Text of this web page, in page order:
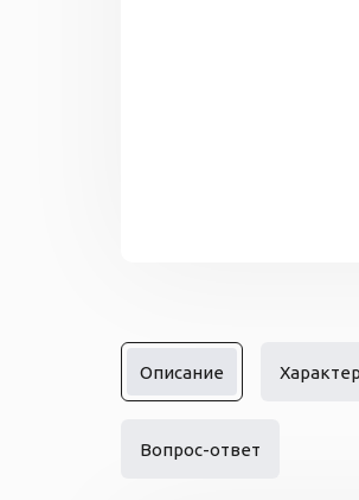
Описание
Вопрос-ответ